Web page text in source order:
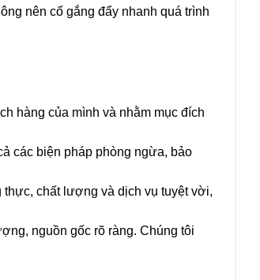
nên cố gắng đẩy nhanh quá trình
hàng của mình và nhằm mục đích
các biện pháp phòng ngừa, bảo
chất lượng và dịch vụ tuyệt vời,
nguồn gốc rõ ràng. Chúng tôi